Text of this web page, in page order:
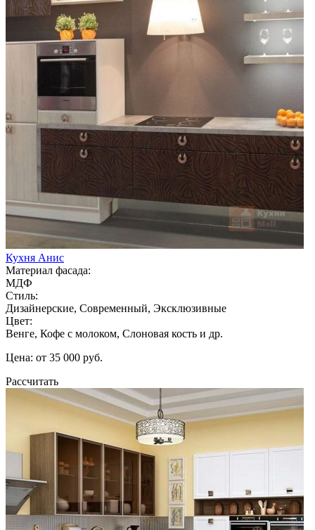
Кухня Анис
Материал фасада:
МДФ
Стиль:
Дизайнерские, Современный, Эксклюзивные
Цвет:
Венге, Кофе с молоком, Слоновая кость и др.
Цена: от 35 000 руб.
Рассчитать